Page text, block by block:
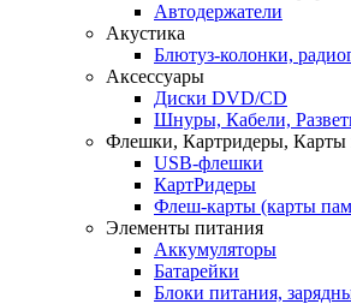
Автодержатели
Акустика
Блютуз-колонки,
Аксессуары
Диски DVD/CD
Шнуры, Кабели,
Флешки, Картридеры, Карты
USB-флешки
КартРидеры
Флеш-карты (карты
Элементы питания
Аккумуляторы
Батарейки
Блоки питания,